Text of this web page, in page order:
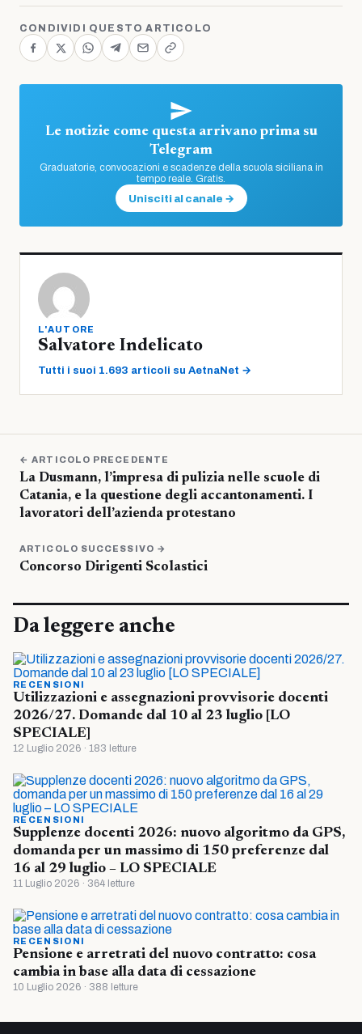
CONDIVIDI QUESTO ARTICOLO
Le notizie come questa arrivano prima su
Telegram
Graduatorie, convocazioni e scadenze della scuola siciliana in
tempo reale. Gratis.
Unisciti al canale →
L'AUTORE
Salvatore Indelicato
Tutti i suoi 1.693 articoli su AetnaNet →
← ARTICOLO PRECEDENTE
La Dusmann, l’impresa di pulizia nelle scuole di
Catania, e la questione degli accantonamenti. I
lavoratori dell’azienda protestano
ARTICOLO SUCCESSIVO →
Concorso Dirigenti Scolastici
Da leggere anche
RECENSIONI
Utilizzazioni e assegnazioni provvisorie docenti
2026/27. Domande dal 10 al 23 luglio [LO
SPECIALE]
12 Luglio 2026 · 183 letture
RECENSIONI
Supplenze docenti 2026: nuovo algoritmo da GPS,
domanda per un massimo di 150 preferenze dal
16 al 29 luglio – LO SPECIALE
11 Luglio 2026 · 364 letture
RECENSIONI
Pensione e arretrati del nuovo contratto: cosa
cambia in base alla data di cessazione
10 Luglio 2026 · 388 letture